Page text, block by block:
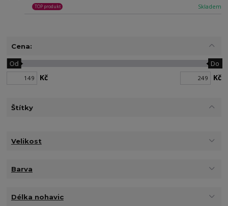
Skladem
TOP produkt
Cena:
Kč
Od Do
Kč
Štítky
Velikost
Barva
Délka nohavic